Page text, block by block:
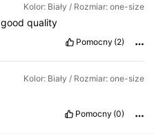
Kolor: Biały / Rozmiar: one-size
good quality
Pomocny (2)
Kolor: Biały / Rozmiar: one-size
Pomocny (0)